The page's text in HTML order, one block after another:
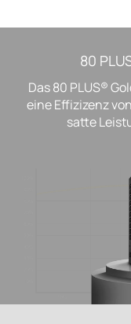
80
Das 80 PLUS®
eine Effizizenz
satte